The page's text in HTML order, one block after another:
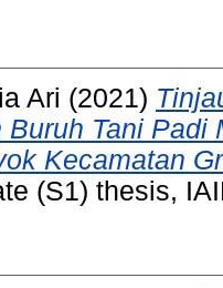
Ari (2021)
Buruh Tani
Kecamatan
(S1) thesis,